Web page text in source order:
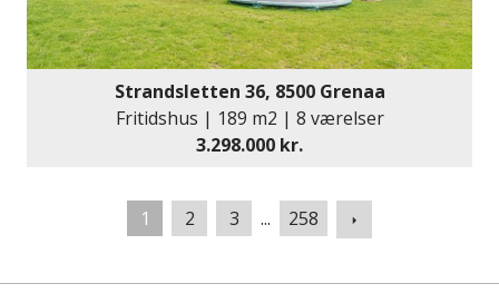
Strandsletten 36, 8500 Grenaa
Fritidshus | 189 m2 | 8 værelser
3.298.000 kr.
1 2 3 ... 258
side